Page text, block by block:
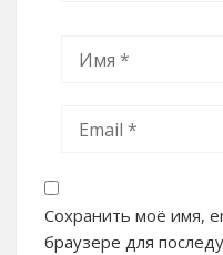
Сохранить моё имя,
браузере для